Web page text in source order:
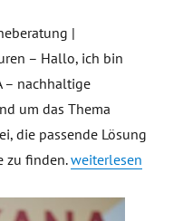
|
– Hallo, ich bin
– nachhaltige
um das Thema
die passende Lösung
zu finden.„MAiKANA –
weiterlesen